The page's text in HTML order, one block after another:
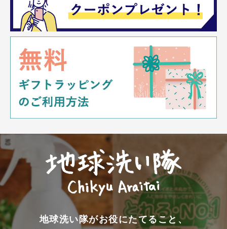
地球洗い隊がお役にたてること、